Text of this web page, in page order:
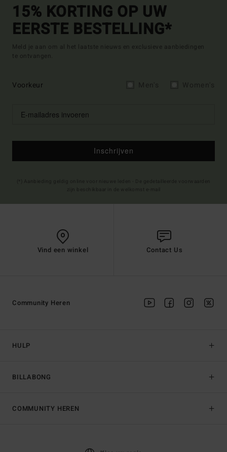
15% KORTING OP UW
EERSTE BESTELLING*
Meld je aan om al het laatste nieuws en exclusieve aanbiedingen
te ontvangen.
Voorkeur
Inschrijven
Vind een winkel Contact Us
HULP
BILLABONG
Community Heren
COMMUNITY HEREN